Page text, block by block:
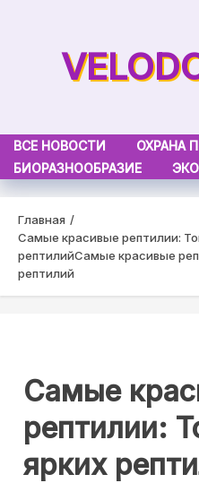
ВСЕ НОВОСТИ ОХРАНА
БИОРАЗНООБРАЗИЕ
Главная
Самые красивые рептилии:
рептилийСамые красивые
рептилий
Самые
рептилии:
ярких